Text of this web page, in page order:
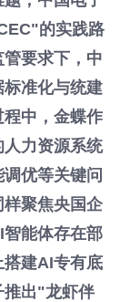
的实践路
要求下，中
标准化与统建
中，金蝶作
力资源系统
优等关键问
聚焦央国企
能体存在部
搭建AI专有底
推出"龙虾伴